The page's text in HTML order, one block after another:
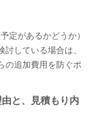
定があるかどうか）
している場合は、
の追加費用を防ぐポ
と、見積もり内